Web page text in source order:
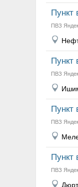
Пункт
ПВЗ
Пункт
ПВЗ
Пункт
ПВЗ
Пункт
ПВЗ